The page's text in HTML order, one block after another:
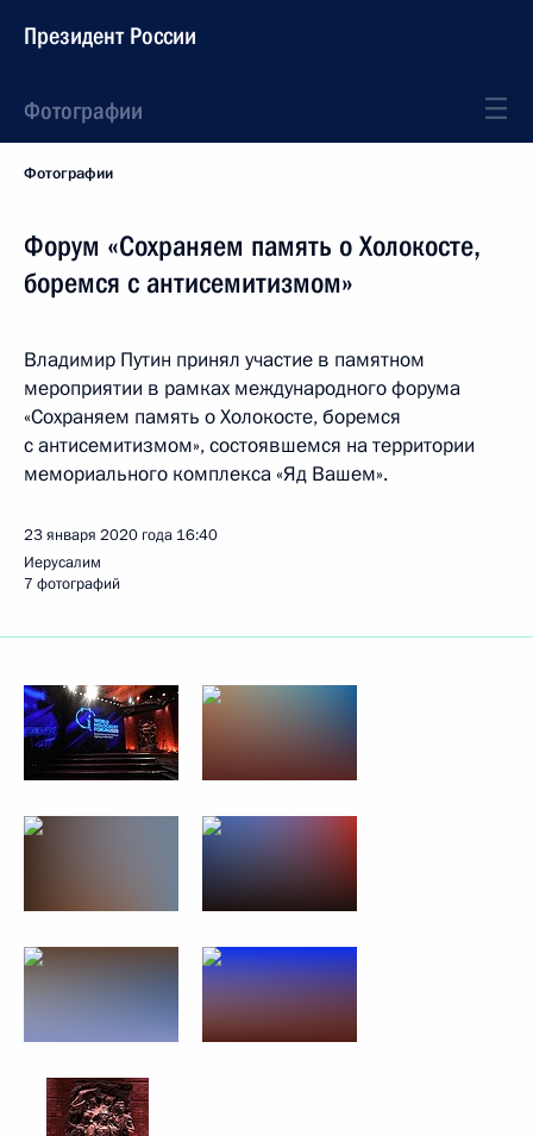
Президент России
Фотографии
Фотографии
Форум «Сохраняем память о Холокосте,
боремся с антисемитизмом»
Владимир Путин принял участие в памятном
мероприятии в рамках международного форума
«Сохраняем память о Холокосте, боремся
с антисемитизмом», состоявшемся на территории
мемориального комплекса «Яд Вашем».
23 января 2020 года 16:40
Иерусалим
7 фотографий